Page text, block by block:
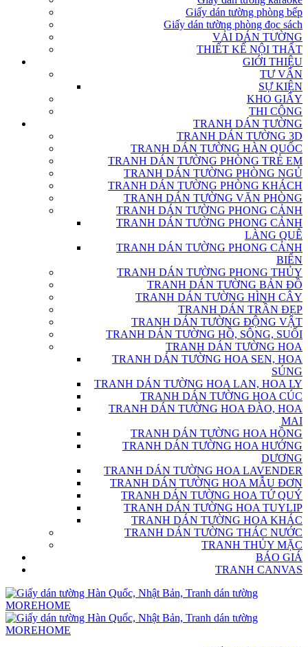
Giấy dán tường phòng bếp
Giấy dán tường phòng đọc sách
VẢI DÁN TƯỜNG
THIẾT KẾ NỘI THẤT
GIỚI THIỆU
TƯ VẤN
SỰ KIỆN
KHO GIẤY
THI CÔNG
TRANH DÁN TƯỜNG
TRANH DÁN TƯỜNG 3D
TRANH DÁN TƯỜNG HÀN QUỐC
TRANH DÁN TƯỜNG PHÒNG TRẺ EM
TRANH DÁN TƯỜNG PHÒNG NGỦ
TRANH DÁN TƯỜNG PHÒNG KHÁCH
TRANH DÁN TƯỜNG VĂN PHÒNG
TRANH DÁN TƯỜNG PHONG CẢNH
TRANH DÁN TƯỜNG PHONG CẢNH
LÀNG QUÊ
TRANH DÁN TƯỜNG PHONG CẢNH
BIỂN
TRANH DÁN TƯỜNG PHONG THỦY
TRANH DÁN TƯỜNG BẢN ĐỒ
TRANH DÁN TƯỜNG HÌNH CÂY
TRANH DÁN TRẦN ĐẸP
TRANH DÁN TƯỜNG ĐỘNG VẬT
TRANH DÁN TƯỜNG HỒ, SÔNG, SUỐI
TRANH DÁN TƯỜNG HOA
TRANH DÁN TƯỜNG HOA SEN, HOA
SÚNG
TRANH DÁN TƯỜNG HOA LAN, HOA LY
TRANH DÁN TƯỜNG HOA CÚC
TRANH DÁN TƯỜNG HOA ĐÀO, HOA
MAI
TRANH DÁN TƯỜNG HOA HỒNG
TRANH DÁN TƯỜNG HOA HƯỚNG
DƯƠNG
TRANH DÁN TƯỜNG HOA LAVENDER
TRANH DÁN TƯỜNG HOA MẪU ĐƠN
TRANH DÁN TƯỜNG HOA TỨ QUÝ
TRANH DÁN TƯỜNG HOA TUYLIP
TRANH DÁN TƯỜNG HOA KHÁC
TRANH DÁN TƯỜNG THÁC NƯỚC
TRANH THỦY MẶC
BÁO GIÁ
TRANH CANVAS